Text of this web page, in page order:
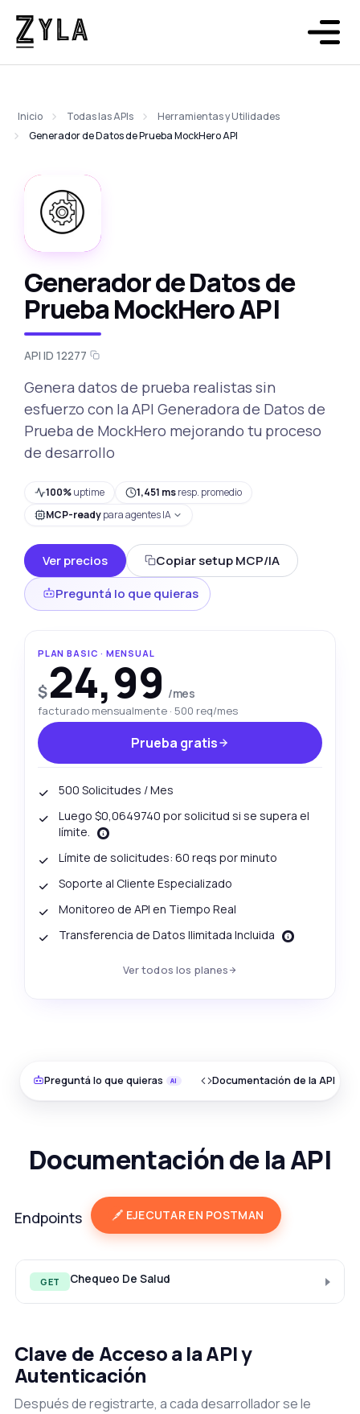
Inicio Todas las APIs
Herramientas y Utilidades
Generador de Datos de Prueba MockHero API
Generador de Datos de
Prueba MockHero API
API ID 12277
Genera datos de prueba realistas sin
esfuerzo con la API Generadora de Datos de
Prueba de MockHero mejorando tu proceso
de desarrollo
100%uptime 1,451 msresp. promedio
MCP-readypara agentes IA
Ver precios
Copiar setup MCP/IA
Preguntá lo que quieras
PLAN BASIC · MENSUAL
$24,99 /mes
facturado mensualmente · 500 req/mes
Prueba gratis
500 Solicitudes / Mes
Luego $0,0649740 por solicitud si se supera el
límite.
Límite de solicitudes: 60 reqs por minuto
Soporte al Cliente Especializado
Monitoreo de API en Tiempo Real
Transferencia de Datos Ilimitada Incluida
Ver todos los planes
Preguntá lo que quieras Documentación de la API
Documentación de la API
Endpoints EJECUTAR EN POSTMAN
GET Chequeo De Salud
Clave de Acceso a la API y
Autenticación
Después de registrarte, a cada desarrollador se le